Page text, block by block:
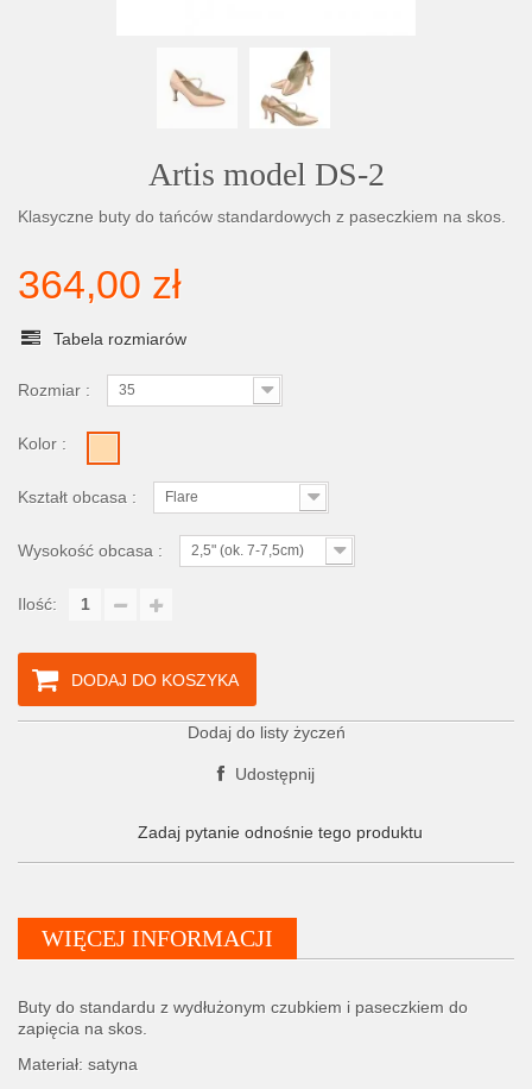
Artis model DS-2
Klasyczne buty do tańców standardowych z paseczkiem na skos.
364,00 zł
Tabela rozmiarów
Rozmiar : 35
Kolor :
Kształt obcasa : Flare
Wysokość obcasa : 2,5" (ok. 7-7,5cm)
Ilość:
DODAJ DO KOSZYKA
Dodaj do listy życzeń
Udostępnij
Zadaj pytanie odnośnie tego produktu
WIĘCEJ INFORMACJI
Buty do standardu z wydłużonym czubkiem i paseczkiem do
zapięcia na skos.
Materiał: satyna